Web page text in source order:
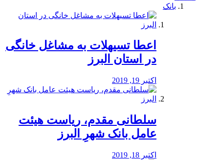
بانک
️اعطا تسیهلات به مشاغل خانگی
در استان البرز
اکتبر 19, 2019
سلطانی مقدم، ریاست هیئت
عامل بانک شهرِ البرز
اکتبر 18, 2019